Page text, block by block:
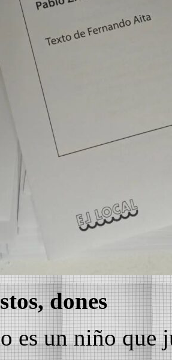
dones
es un niño